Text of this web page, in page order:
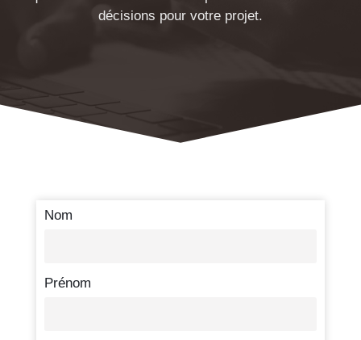
décisions pour votre projet.
Nom
Prénom